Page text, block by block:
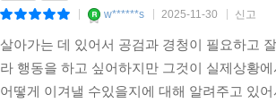
w******s 2025-11-30 신고
살아가는 데 있어서 공검과 경청이 필요하고
라 행동을 하고 싶어하지만 그것이 실제상황
어떻게 이겨낼 수있을지에 대해 알려주고 있